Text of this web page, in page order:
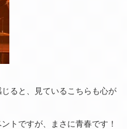
ると、見ているこちらも心が
トですが、まさに青春です！